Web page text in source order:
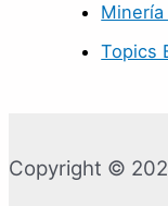
Topics
Copyright ©